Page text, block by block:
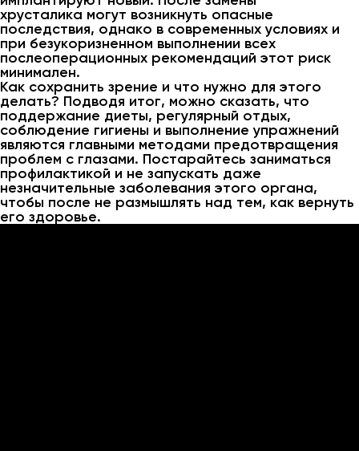
хрусталика могут возникнуть опасные
последствия, однако в современных условиях и
при безукоризненном выполнении всех
послеоперационных рекомендаций этот риск
минимален.
Как сохранить зрение и что нужно для этого
делать? Подводя итог, можно сказать, что
поддержание диеты, регулярный отдых,
соблюдение гигиены и выполнение упражнений
являются главными методами предотвращения
проблем с глазами. Постарайтесь заниматься
профилактикой и не запускать даже
незначительные заболевания этого органа,
чтобы после не размышлять над тем, как вернуть
его здоровье.